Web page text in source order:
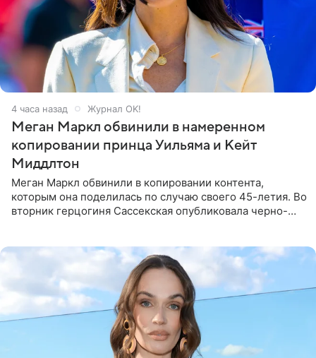
4 часа назад Журнал OK!
Меган Маркл обвинили в намеренном
копировании принца Уильяма и Кейт
Миддлтон
Меган Маркл обвинили в копировании контента,
которым она поделилась по случаю своего 45-летия. Во
вторник герцогиня Сассекская опубликовала черно-